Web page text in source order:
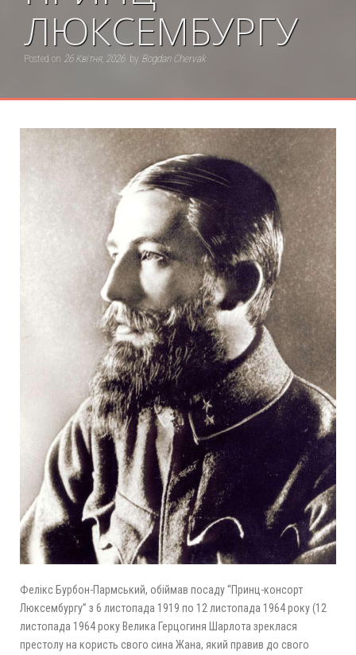
ЛЮКСЕМБУРГУ
Posted on 26 Квітня, 2026 by Bogdan Chervak
Фелікс Бурбон-Пармський, обіймав посаду “Принц-консорт
Люксембургу” з 6 листопада 1919 по 12 листопада 1964 року (12
листопада 1964 року Велика Герцогиня Шарлота зреклася
престолу на користь свого сина Жана, який правив до свого